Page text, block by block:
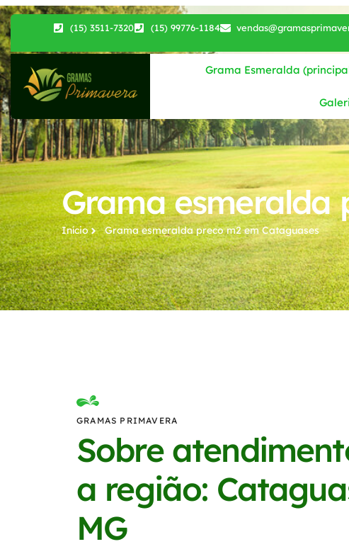
(15) 3511-7320 (15) 99776-1184
Grama Esmeralda
Grama esmeralda
Início Grama esmeralda preco m2​ em Cataguases
GRAMAS PRIMAVERA
Sobre
a região:
MG